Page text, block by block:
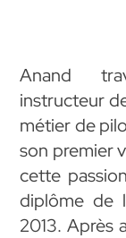
Anand
instructeur
métier de
son premier
cette
diplôme de
2013. Après